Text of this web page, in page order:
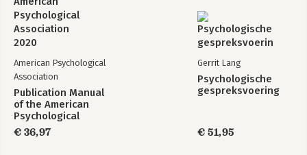
American Psychological
Association
Publication Manual
of the American
Psychological
Association 2020
€ 36,97
Gerrit Lang
Psychologische
gespreksvoering
€ 51,95